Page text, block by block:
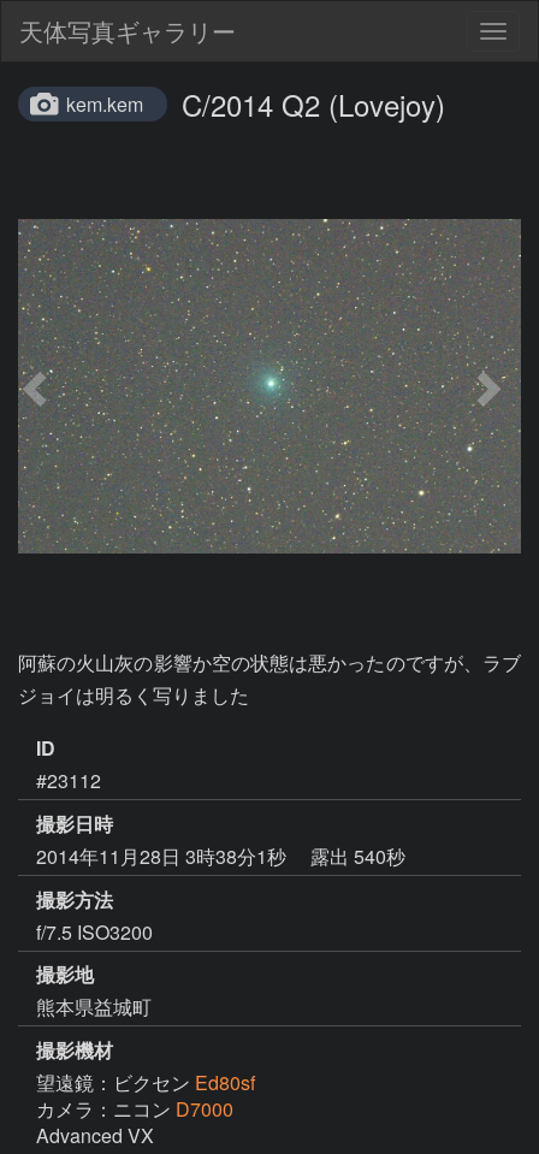
天体写真ギャラリー
kem.kem C/2014 Q2 (Lovejoy)
阿蘇の火山灰の影響か空の状態は悪かったのですが、ラブ
ジョイは明るく写りました
ID
#23112
撮影日時
2014年11月28日 3時38分1秒
露出 540秒
撮影方法
f/7.5 ISO3200
撮影地
熊本県益城町
撮影機材
望遠鏡：ビクセン Ed80sf
カメラ：ニコン D7000
Advanced VX